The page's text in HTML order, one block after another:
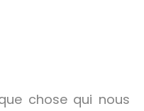
chose qui nous